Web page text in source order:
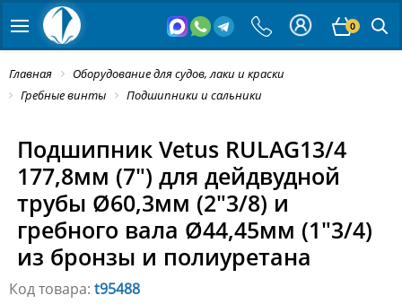
0
Главная
Оборудование для судов, лаки и краски
Гребные винты
Подшипники и сальники
Подшипник Vetus RULAG13/4
177,8мм (7") для дейдвудной
трубы Ø60,3мм (2"3/8) и
гребного вала Ø44,45мм (1"3/4)
из бронзы и полиуретана
Код товара: t95488